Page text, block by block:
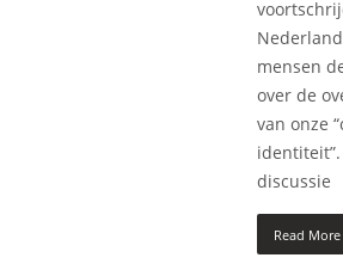
mensen
over de
van onze
discussie
Read More